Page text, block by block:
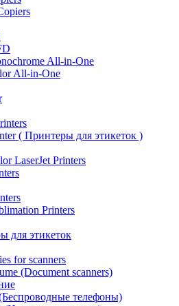
All-in-One
All-in-One
( Принтеры для этикеток )
LaserJet Printers
Printers
для этикеток
for scanners
(Document scanners)
телефоны)